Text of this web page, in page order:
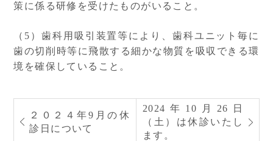
策に係る研修を受けたものがいること。
（5）歯科用吸引装置等により、歯科ユニット毎に
歯の切削時等に飛散する細かな物質を吸収できる環
境を確保していること。
２０２４年9月の休
診日について
2024年10月26日
（土）は休診いたし
ます。